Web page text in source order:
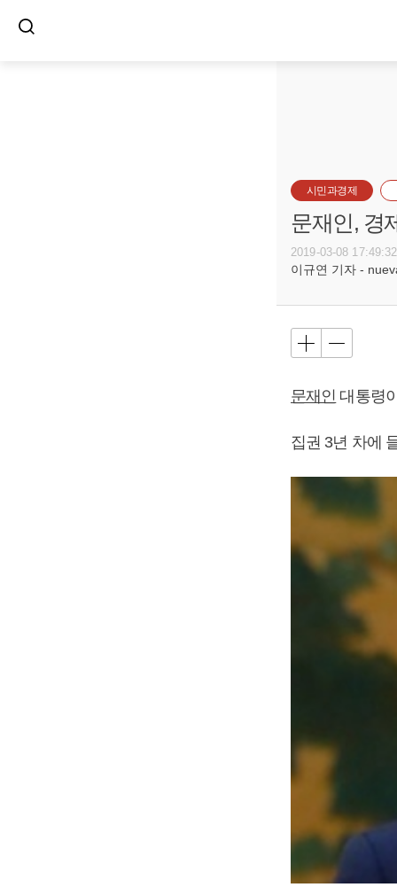
시민과경제
문재인, 경
2019-03-08 17:49:32
이규연 기자 -
문재인 대통령
집권 3년 차에